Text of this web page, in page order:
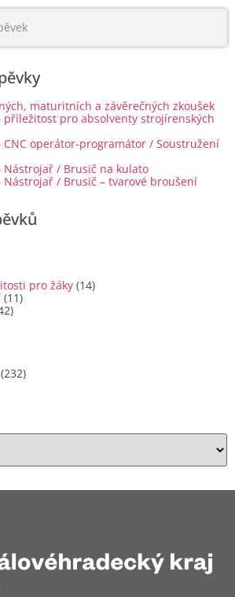
maturitních a závěrečných zkoušek
příležitost pro absolventy strojírenských
CNC operátor-programátor / Soustružení
Nástrojař / Brusič na kulato
Nástrojař / Brusič – tvarové broušení
pro žáky (14)
(11)
(232)